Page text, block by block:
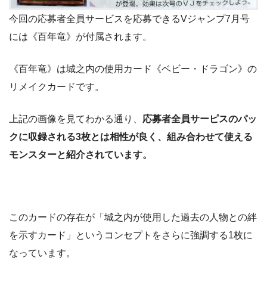
今回の応募者全員サービスを応募できるVジャンプ7月号
には《百年竜》が付属されます。
《百年竜》は城之内の使用カード《ベビー・ドラゴン》の
リメイクカードです。
上記の画像を見てわかる通り、 応募者全員サーピスのパッ
クに収録される3枚とは相性が良く、組み合わせて使える
モンスターと紹介されています。
このカードの存在が「城之内が使用した過去の人物との絆
を示すカード」というコンセプトをさらに強調する1枚に
なっています。